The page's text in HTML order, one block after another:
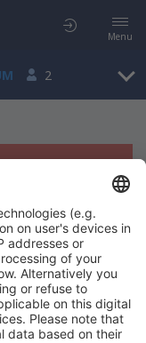
Menu
2
sökning